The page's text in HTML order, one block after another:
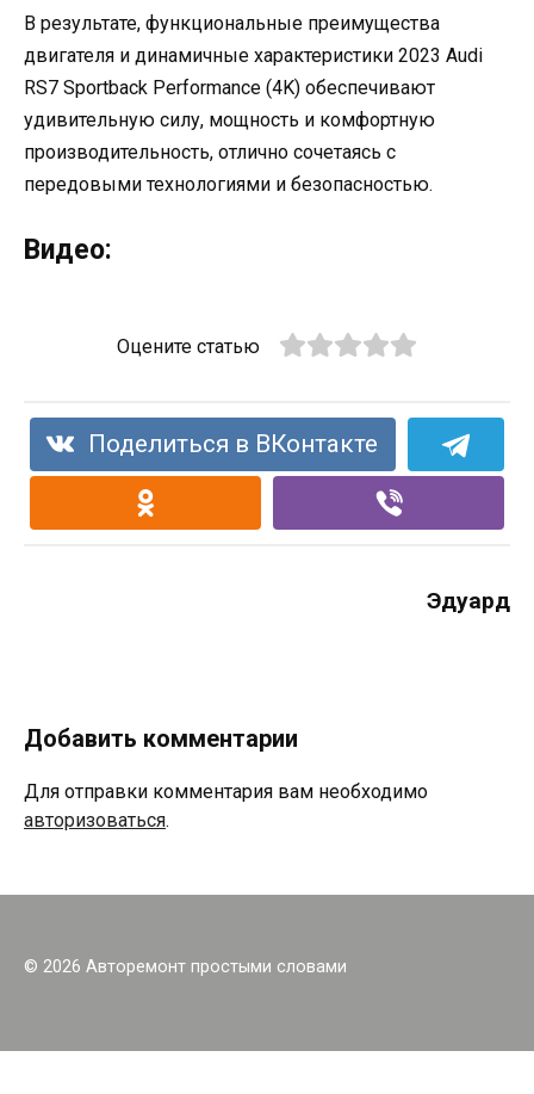
В результате, функциональные преимущества
двигателя и динамичные характеристики 2023 Audi
RS7 Sportback Performance (4K) обеспечивают
удивительную силу, мощность и комфортную
производительность, отлично сочетаясь с
передовыми технологиями и безопасностью.
Видео:
Оцените статью
Поделиться в ВКонтакте
Эдуард
Добавить комментарии
Для отправки комментария вам необходимо
авторизоваться.
© 2026 Авторемонт простыми словами